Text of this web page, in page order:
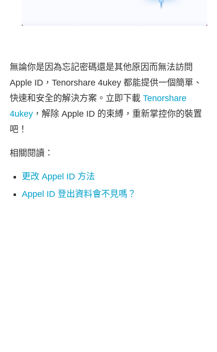
無論你是因為忘記密碼還是其他原因而無法訪問
Apple ID，Tenorshare 4ukey 都能提供一個簡單、
快速和安全的解決方案。立即下載 Tenorshare
4ukey ，解除 Apple ID 的束縛，重新掌控你的裝置
吧！
相關閱讀：
更改 Appel ID 方法
Appel ID 登出資料會不見嗎？